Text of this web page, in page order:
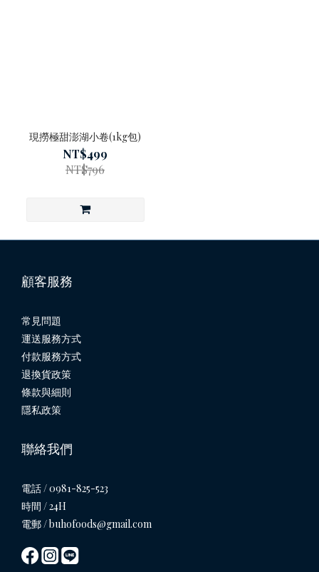
現撈極甜澎湖小卷(1kg包)
NT$499
NT$796
顧客服務
常見問題
運送服務方式
付款服務方式
退換貨政策
條款與細則
隱私政策
聯絡我們
電話 / 0981-825-523
時間 / 24H
電郵 / buhofoods@gmail.com